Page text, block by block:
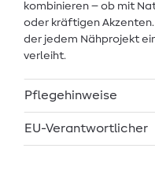
kombinieren – ob mit
oder kräftigen
der jedem Nähprojekt
verleiht.
Pflegehinweise
EU-Verantwortlicher